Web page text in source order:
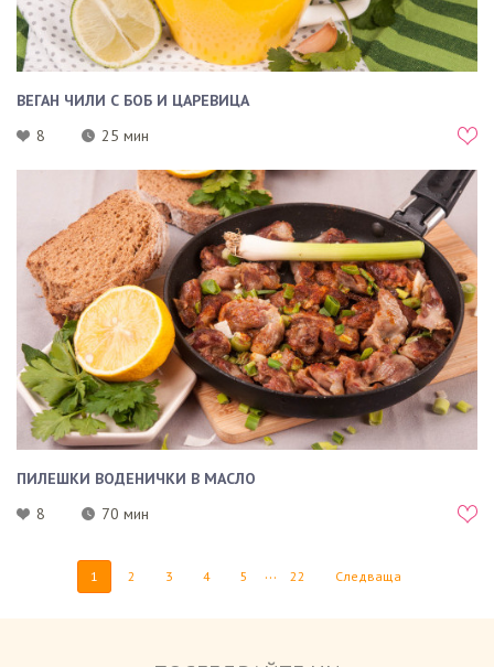
ВЕГАН ЧИЛИ С БОБ И ЦАРЕВИЦА
8
25 мин
ПИЛЕШКИ ВОДЕНИЧКИ В МАСЛО
8
70 мин
1 2 3 4 5 ... 22 Следваща